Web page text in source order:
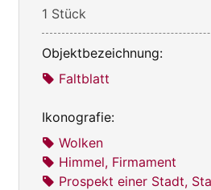
1 Stück
Objektbezeichnung:
Faltblatt
Ikonografie:
Wolken
Himmel, Firmament
Prospekt einer Stadt,